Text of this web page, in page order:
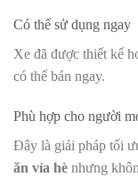
Có thể sử dụng ngay
Xe đã được thiết kế
có thể bán ngay.
Phù hợp cho người
Đây là giải pháp tối
ăn vỉa hè nhưng